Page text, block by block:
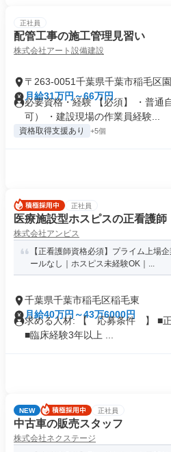
正社員
配管工事の施工管理見習い
株式会社アート設備建設
〒263-0051千葉県千葉市稲毛区
月給31万円～66万円
必要資格・経験 【必須】 ・普通
可） ・建設現場の作業員経験...
資格取得支援あり +5個
正社員
医療施設型ホスピスの正看護師
株式会社アンビス
【正看護師資格必須】プライム上場
ールなし｜ホスピス未経験OK｜...
千葉県千葉市稲毛区稲毛東
月給40万円～43万6000円
求める人材: 【 応募条件 】 ■正
■臨床経験3年以上 ...
NEW 正社員
中古車の販売スタッフ
株式会社ネクステージ